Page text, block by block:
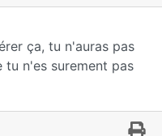
ça, tu n'auras pas
n'es surement pas